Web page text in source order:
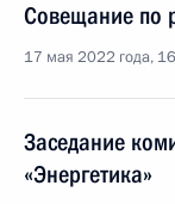
Совещание по
17 мая 2022 года,
Заседание
«Энергетика»